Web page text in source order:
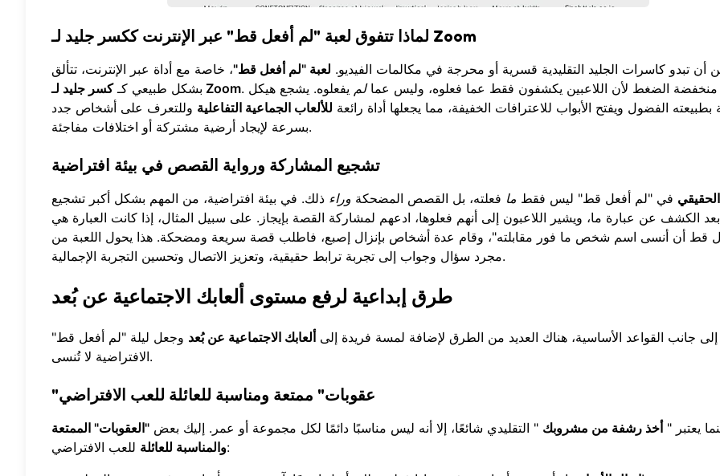
لماذا تتفوق لعبة "لم أفعل قط" عبر الإنترنت ككسر جليد لـ Zoom
أن تبدو كاسرات الجليد التقليدية قسرية أو محرجة في مكالمات الفيديو. لعبة "لم أفعل قط"، خاصة مع أداة عبر الإنترنت، تتألق
بشكل طبيعي كـ كسر جليد لـ Zoom منخفضة الضغط لأن اللاعبين يكشفون فقط عما فعلوه، وليس عمالم يفعلوه. يشجع هيكل
بطبيعته الفضول ويفتح الأبواب للاعترافات الخفيفة، مما يجعلها أداة رائعة للألعاب الجماعية التفاعلية وللتعرف على أشخاص جدد
بسرعة لإيجاد أرضية مشتركة أو اختلافات مفاجئة.
تشجيع المشاركة ورواية القصص في بيئة افتراضية
في "لم أفعل قط" ليس فقط ما فعلته، بل القصص المضحكة وراء ذلك. في بيئة افتراضية، من المهم بشكل أكبر تشجيع
الكشف عن عبارة ما، ويشير اللاعبون إلى أنهم فعلوها، ادعهم لمشاركة القصة بإيجاز. على سبيل المثال، إذا كانت العبارة هي
قط أن أنسى اسم شخص ما فور مقابلته"، وقام عدة أشخاص بإنزال إصبع، فاطلب قصة سريعة ومضحكة. هذا يحول اللعبة من
مجرد سؤال وجواب إلى تجربة ترابط حقيقية، وتعزيز الاتصال وتحسين التجربة الإجمالية.
طرق إبداعية لرفع مستوى ألعابك الاجتماعية عن بُعد
إلى جانب القواعد الأساسية، هناك العديد من الطرق لإضافة لمسة فريدة إلى ألعابك الاجتماعية عن بُعد وجعل ليلة "لم أفعل قط"
الافتراضية لا تُنسى.
"عقوبات" ممتعة ومناسبة للعائلة للعب الافتراضي
يعتبر " أخذ رشفة من مشروبك " التقليدي شائعًا، إلا أنه ليس مناسبًا دائمًا لكل مجموعة أو عمر. إليك بعض "العقوبات" الممتعة
والمناسبة للعائلةللعب الافتراضي: